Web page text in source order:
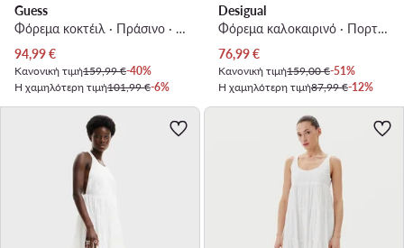
Guess
Φόρεμα κοκτέιλ · Πράσινο · Mini
Τρέχουσα τιμή
94,99€
Κανονική τιμή159,99 €-40%
Η χαμηλότερη τιμή101,99 €-6%
Desigual
Φόρεμα καλοκαιρινό · Πορτοκαλί · Maxi
Τρέχουσα τιμή
76,99€
Κανονική τιμή159,00 €-51%
Η χαμηλότερη τιμή87,99 €-12%